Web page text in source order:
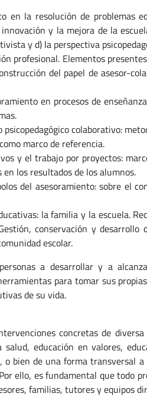
en la resolución de problemas
y la mejora de la
y d) la perspectiva
profesional. Elementos
del papel de asesor-
en procesos de
colaborativo:
marco de referencia.
y el trabajo por proyectos:
los resultados de los alumnos.
del asesoramiento: sobre el
la familia y la escuela.
conservación y desarrollo
escolar.
a desarrollar y a
para tomar sus
de su vida.
concretas de
educación en valores,
o bien de una forma transversal
ello, es fundamental que todo
familias, tutores y equipos